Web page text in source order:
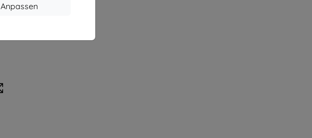
Anpassen